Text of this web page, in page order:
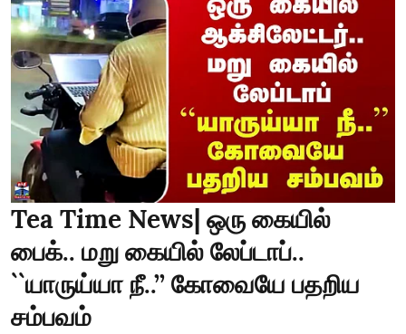
Tea Time News| ஒரு கையில்
பைக்.. மறு கையில் லேப்டாப்..
``யாருய்யா நீ..’’ கோவையே பதறிய
சம்பவம்